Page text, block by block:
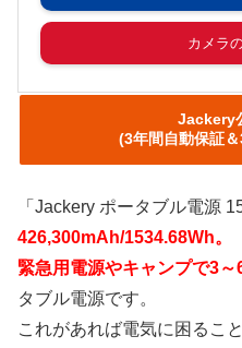
カメラ
Jackery
(3年間自動保証
「Jackery ポータブル電源
426,300mAh/1534.68Wh。
緊急用電源やキャンプで3
タブル電源です。
これがあれば電気に困るこ